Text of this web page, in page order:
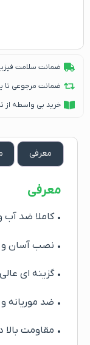
ضمانت سلامت
ضمانت مرجوعی تا
خرید بی واسطه از
معرفی
معرفی
• کاملا ضد
• نصب آسان
• گزینه ای
• ضد موریانه
• مقاومت بالا